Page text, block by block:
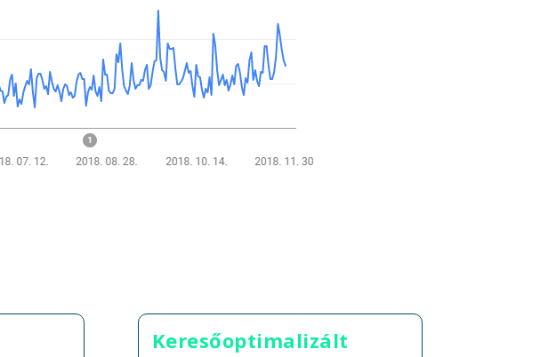
Keresőoptimalizált